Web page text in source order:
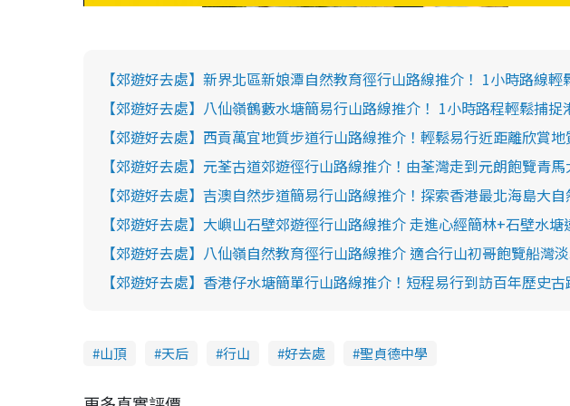
【郊遊好去處】新界北區新娘潭自然教育徑行山路線推介！ 1小時路線輕
【郊遊好去處】八仙嶺鶴藪水塘簡易行山路線推介！ 1小時路程輕鬆捕捉
【郊遊好去處】西貢萬宜地質步道行山路線推介！輕鬆易行近距離欣賞地
【郊遊好去處】元荃古道郊遊徑行山路線推介！由荃灣走到元朗飽覽青
【郊遊好去處】吉澳自然步道簡易行山路線推介！探索香港最北海島大自
【郊遊好去處】大嶼山石壁郊遊徑行山路線推介 走進心經簡林+石壁水
【郊遊好去處】八仙嶺自然教育徑行山路線推介 適合行山初哥飽覽船灣
【郊遊好去處】香港仔水塘簡單行山路線推介！短程易行到訪百年歷史古
山頂 天后 行山 好去處 聖貞德中學